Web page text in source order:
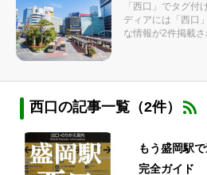
「西口」でタグ付
ディアには「西口
な情報が2件掲載さ
西口の記事一覧（2件）
もう盛岡駅
完全ガイド